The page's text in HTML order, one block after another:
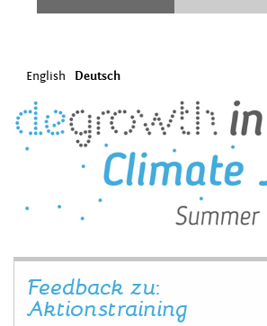
English Deutsch
Feedback zu:
Aktionstraining